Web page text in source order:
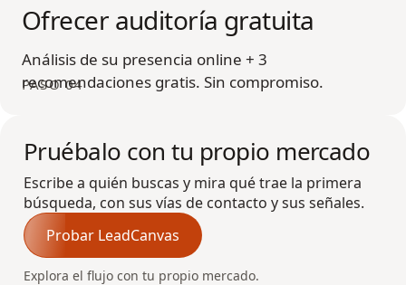
PASO 04
Ofrecer auditoría gratuita
Análisis de su presencia online + 3
recomendaciones gratis. Sin compromiso.
Pruébalo con tu propio mercado
Escribe a quién buscas y mira qué trae la primera
búsqueda, con sus vías de contacto y sus señales.
Probar LeadCanvas
Explora el flujo con tu propio mercado.